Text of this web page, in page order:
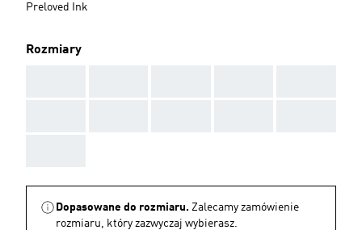
Preloved Ink
Rozmiary
Dopasowane do rozmiaru. Zalecamy zamówienie
rozmiaru, który zazwyczaj wybierasz.